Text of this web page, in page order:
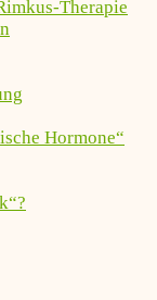
Therapie
Hormone“